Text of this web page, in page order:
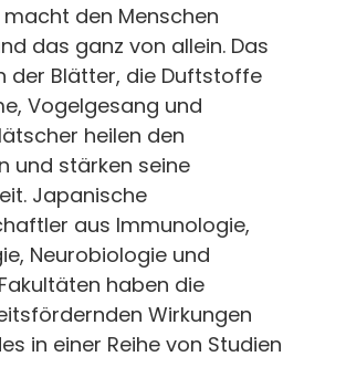
macht den Menschen
das ganz von allein. Das
der Blätter, die Duftstoffe
Vogelgesang und
heilen den
und stärken seine
Japanische
aus Immunologie,
Neurobiologie und
haben die
Wirkungen
in einer Reihe von Studien